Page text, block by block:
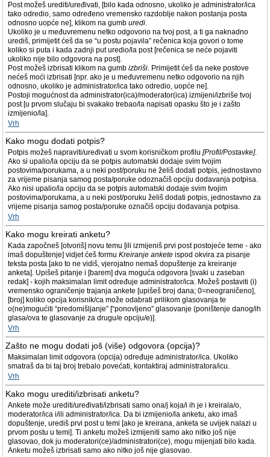
Post možeš urediti/uređivati, [bilo kada odnosno, ukoliko je administrator/ica
tako odredio, samo određeno vremensko razdoblje nakon postanja posta
odnosno uopće ne], klikom na gumb uredi.
Ukoliko je u međuvremenu netko odgovorio na tvoj post, a ti ga naknadno
urediš, primijetit ćeš da se “u postu pojavila” rečenica koja govori o tome
koliko si puta i kada zadnji put uredio/la post [rečenica se neće pojaviti
ukoliko nije bilo odgovora na post].
Post možeš izbrisati klikom na gumb izbriši. Primijetit ćeš da neke postove
nećeš moći izbrisati [npr. ako je u međuvremenu netko odgovorio na njih
odnosno, ukoliko je administrator/ica tako odredio, uopće ne].
Postoji mogućnost da administrator(ica)/moderator(ica) izmijeni/izbriše tvoj
post [u prvom slučaju bi svakako trebao/la napisati opasku što je i zašto
izmijenio/la].
Vrh
Kako mogu dodati potpis?
Potpis možeš napraviti/uređivati u svom korisničkom profilu [Profil/Postavke].
Ako si upalio/la opciju da se potpis automatski dodaje svim tvojim
postovima/porukama, a u neki post/poruku ne želiš dodati potpis, jednostavno
za vrijeme pisanja samog posta/poruke odoznačiš opciju dodavanja potpisa.
Ako nisi upalio/la opciju da se potpis automatski dodaje svim tvojim
postovima/porukama, a u neki post/poruku želiš dodati potpis, jednostavno za
vrijeme pisanja samog posta/poruke označiš opciju dodavanja potpisa.
Vrh
Kako mogu kreirati anketu?
Kada započneš [otvoriš] novu temu [ili izmijeniš prvi post postojeće teme - ako
imaš dopuštenje] vidjet ćeš formu Kreiranje ankete ispod okvira za pisanje
teksta posta [ako to ne vidiš, vjerojatno nemaš dopuštenje za kreiranje
anketa]. Upišeš pitanje i [barem] dva moguća odgovora [svaki u zaseban
redak] - kojih maksimalan limit određuje administrator/ica. Možeš postaviti (i)
vremensko ograničenje trajanja ankete [upišeš broj dana; 0=neograničeno],
[broj] koliko opcija korisnik/ca može odabrati prilikom glasovanja te
o(ne)mogućiti “predomišljanje” [“ponovljeno” glasovanje (poništenje danog/ih
glasa/ova te glasovanje za drugu/e opciju/e)].
Vrh
Zašto ne mogu dodati još (više) odgovora (opcija)?
Maksimalan limit odgovora (opcija) određuje administrator/ica. Ukoliko
smatraš da bi taj broj trebalo povećati, kontaktiraj administratora/icu.
Vrh
Kako mogu urediti/izbrisati anketu?
Ankete može urediti/uređivati/izbrisati samo ona/j koja/i ih je i kreirala/o,
moderator/ica i/ili administrator/ica. Da bi izmijenio/la anketu, ako imaš
dopuštenje, urediš prvi post u temi [ako je kreirana, anketa se uvijek nalazi u
prvom postu u temi]. Ti anketu možeš izmijeniti samo ako nitko još nije
glasovao, dok ju moderatori(ce)/administratori(ce), mogu mijenjati bilo kada.
Anketu možeš izbrisati samo ako nitko još nije glasovao.